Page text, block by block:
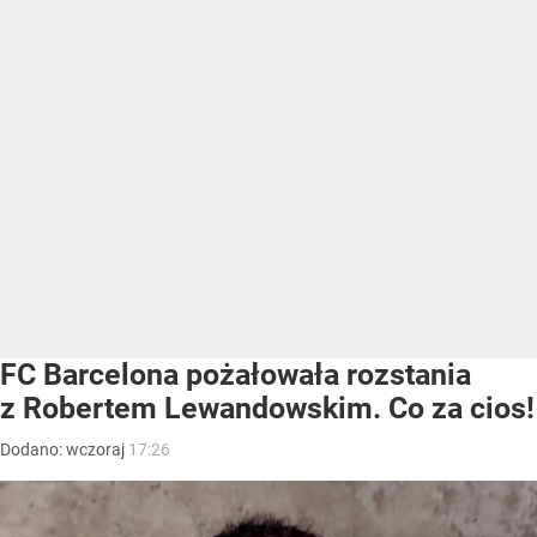
FC Barcelona pożałowała rozstania
z Robertem Lewandowskim. Co za cios!
Dodano:wczoraj 17:26